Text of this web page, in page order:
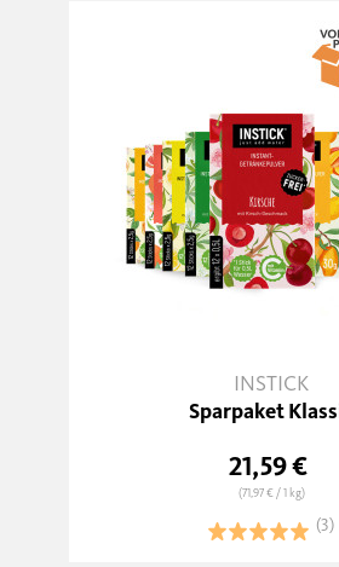
INSTICK
Sparpaket
21,59 €
(71,97 €/ 1 kg)
(3)